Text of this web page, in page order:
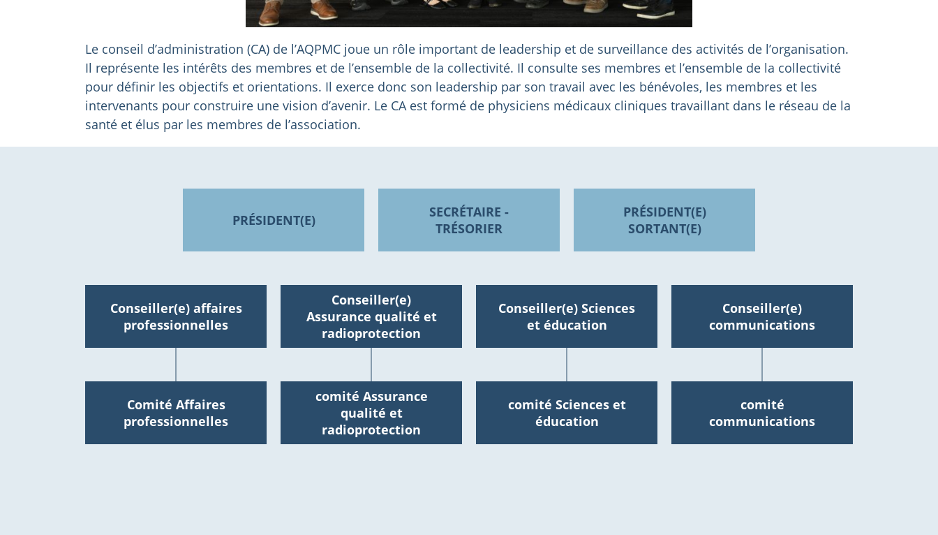
Le conseil d’administration (CA) de l’AQPMC joue un rôle important de leadership et de surveillance des activités de l’organisation.
Il représente les intérêts des membres et de l’ensemble de la collectivité. Il consulte ses membres et l’ensemble de la collectivité
pour définir les objectifs et orientations. Il exerce donc son leadership par son travail avec les bénévoles, les membres et les
intervenants pour construire une vision d’avenir. Le CA est formé de physiciens médicaux cliniques travaillant dans le réseau de la
santé et élus par les membres de l’association.
PRÉSIDENT(E)
SECRÉTAIRE -
TRÉSORIER
PRÉSIDENT(E)
SORTANT(E)
Conseiller(e) affaires
professionnelles
Conseiller(e)
Assurance qualité et
radioprotection
Conseiller(e) Sciences
et éducation
Conseiller(e)
communications
Comité Affaires
professionnelles
comité Assurance
qualité et
radioprotection
comité Sciences et
éducation
comité
communications